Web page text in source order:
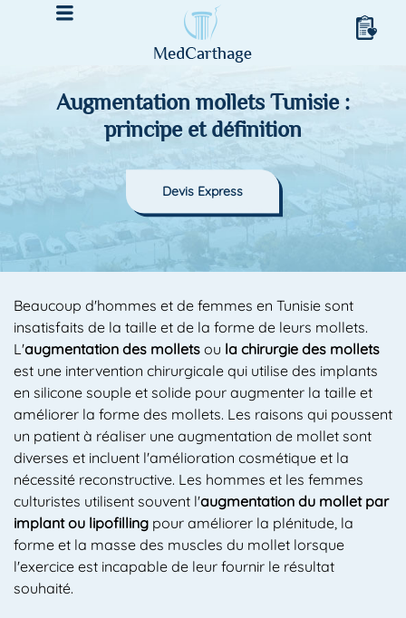
Augmentation mollets Tunisie :
principe et définition
Devis Express
Beaucoup d'hommes et de femmes en Tunisie sont
insatisfaits de la taille et de la forme de leurs mollets.
L'augmentation des mollets ou la chirurgie des mollets
est une intervention chirurgicale qui utilise des implants
en silicone souple et solide pour augmenter la taille et
améliorer la forme des mollets. Les raisons qui poussent
un patient à réaliser une augmentation de mollet sont
diverses et incluent l'amélioration cosmétique et la
nécessité reconstructive. Les hommes et les femmes
culturistes utilisent souvent l'augmentation du mollet par
implant ou lipofilling pour améliorer la plénitude, la
forme et la masse des muscles du mollet lorsque
l'exercice est incapable de leur fournir le résultat
souhaité.